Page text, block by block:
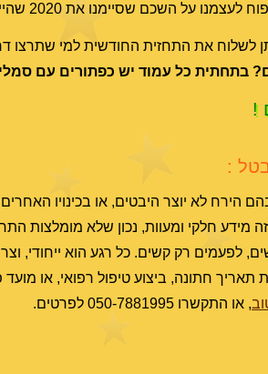
השכם שסיימנו את 2020 שהייתה משימה מאתגרת.
לשלוח את התחזית החודשית למי שתרצו
בתחתית כל עמוד יש כפתורים עם
!
:
מידע חלקי ומעוות, נכון שלא מומלצות
לפעמים רק קשים. כל רגע הוא ייחודי,
תאריך חתונה, ביצוע טיפול רפואי, או
, או התקשרו 050-7881995 לפרטים.